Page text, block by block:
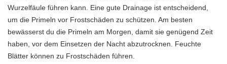
Wurzelfäule führen kann. Eine gute Drainage ist entscheidend,
um die Primeln vor Frostschäden zu schützen. Am besten
bewässerst du die Primeln am Morgen, damit sie genügend Zeit
haben, vor dem Einsetzen der Nacht abzutrocknen. Feuchte
Blätter können zu Frostschäden führen.